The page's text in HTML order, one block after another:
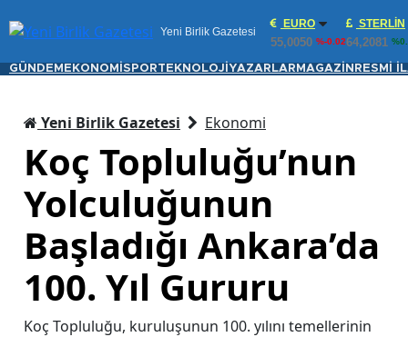
Yeni Birlik Gazetesi
EURO
55,0050 %-0.02
STERLIN
64,2081
GÜNDEM EKONOMİ SPORTEKNOLOJİ YAZARLAR MAGAZİN RESMİ
Yeni Birlik Gazetesi Ekonomi
Koç Topluluğu’nun
Yolculuğunun
Başladığı Ankara’da
100. Yıl Gururu
Koç Topluluğu, kuruluşunun 100. yılını temellerinin